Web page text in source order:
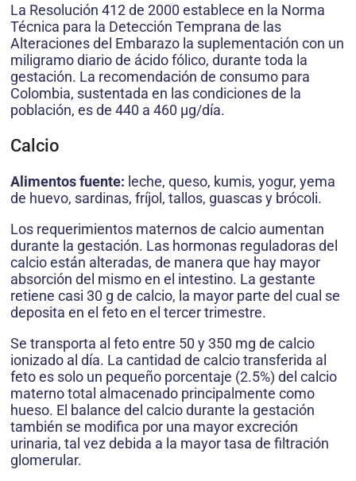
La Resolución 412 de 2000 establece en la Norma
Técnica para la Detección Temprana de las
Alteraciones del Embarazo la suplementación con un
miligramo diario de ácido fólico, durante toda la
gestación. La recomendación de consumo para
Colombia, sustentada en las condiciones de la
población, es de 440 a 460 μg/día.
Calcio
Alimentos fuente: leche, queso, kumis, yogur, yema
de huevo, sardinas, fríjol, tallos, guascas y brócoli.
Los requerimientos maternos de calcio aumentan
durante la gestación. Las hormonas reguladoras del
calcio están alteradas, de manera que hay mayor
absorción del mismo en el intestino. La gestante
retiene casi 30 g de calcio, la mayor parte del cual se
deposita en el feto en el tercer trimestre.
Se transporta al feto entre 50 y 350 mg de calcio
ionizado al día. La cantidad de calcio transferida al
feto es solo un pequeño porcentaje (2.5%) del calcio
materno total almacenado principalmente como
hueso. El balance del calcio durante la gestación
también se modifica por una mayor excreción
urinaria, tal vez debida a la mayor tasa de filtración
glomerular.